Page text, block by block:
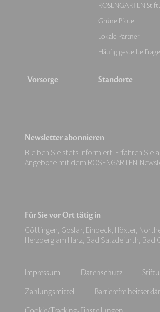
Vorsorge
ROSENGARTEN-
Grüne Pfote
Lokale Partner
Häufig gestellte
Standorte
Newsletter abonnieren
Bleiben Sie stets informiert. Erfahren Sie
Angebote mit dem ROSENGARTEN-
Für Sie vor Ort tätig in
Göttingen, Goslar, Einbeck, Höxter,
Herzberg am Harz, Bad Salzdefurth,
Impressum Datenschutz
Zahlungsmittel